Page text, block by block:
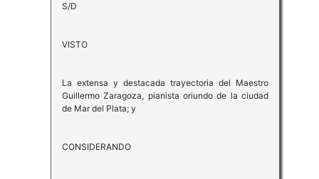
S/D
VISTO
La extensa y destacada trayectoria del Maestro
Guillermo Zaragoza, pianista oriundo de la ciudad
de Mar del Plata; y
CONSIDERANDO